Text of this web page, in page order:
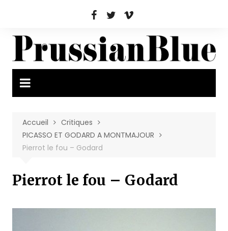
Accueil
Critiques
PICASSO ET GODARD A MONTMAJOUR
Pierrot le fou – Godard
Pierrot le fou – Godard